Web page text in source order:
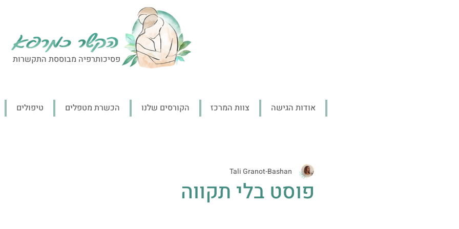
פסיכותרפיה מבוססת התקשרות
אודות הגישה צוות המרכז הקורסים שלנו הכשרת מטפלים טיפולים
פוסט בלי תקווה
Tali Granot-Bashan